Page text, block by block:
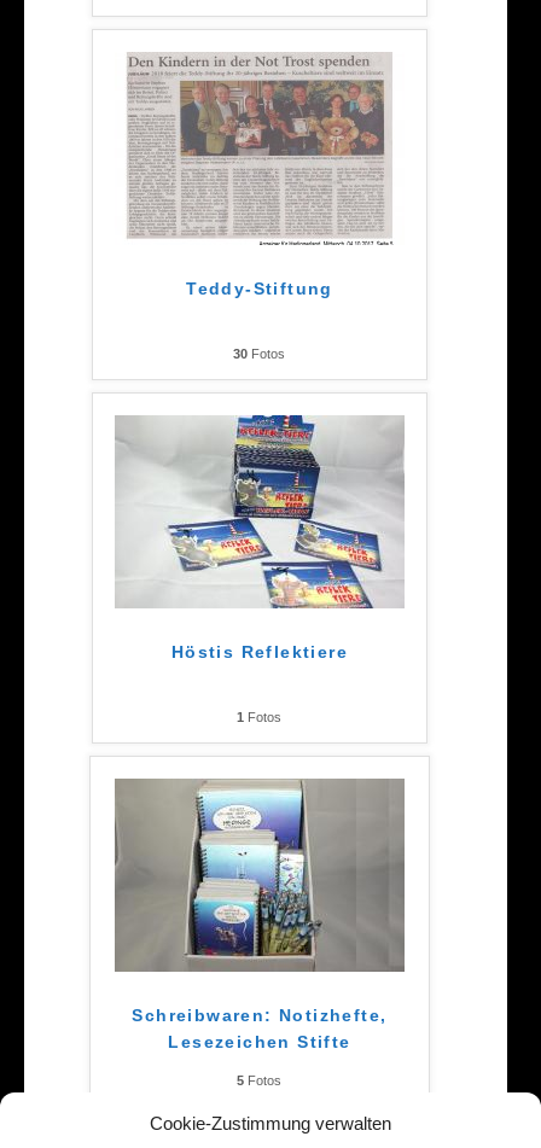
Cookie-Zustimmung verwalten
Teddy-Stiftung
30 Fotos
Höstis Reflektiere
1 Fotos
Schreibwaren: Notizhefte,
Lesezeichen Stifte
5 Fotos